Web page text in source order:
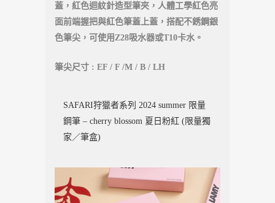
蓋，紅色迴紋針造型筆夾，人體工學紅色亮
面前端握把與紅色筆蓋上蓋，搭配不銹鋼銀
色筆尖，可使用Z28吸水器或T10卡水。
筆尖尺寸 : EF / F /M / B / LH
SAFARI狩獵者系列 2024 summer 限量
鋼筆 – cherry blossom 夏日粉紅 (限量獨
家／筆盒)